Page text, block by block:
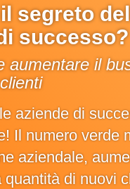
segreto
successo?
aumentare il
aziende di
Il numero verde
aziendale,
quantità di nuovi